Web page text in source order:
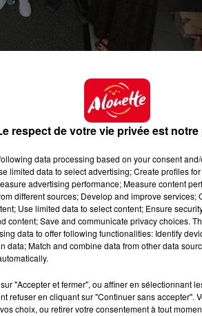
respect de votre vie privée est
data processing based on your consent
limited data to select advertising; Create profiles
advertising performance; Measure content
different sources; Develop and improve
Use limited data to select content; Ensure
content; Save and communicate privacy choices.
data to offer following functionalities: Identify
data; Match and combine data from other data
"Accepter et fermer", ou affiner en sélectionnant
refuser en cliquant sur "Continuer sans accepter".
choix, ou retirer votre consentement à tout